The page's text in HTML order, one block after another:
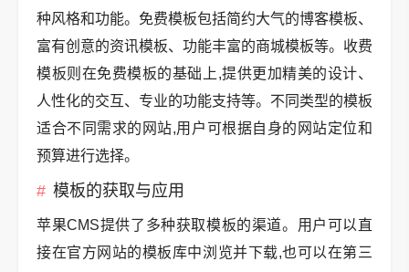
种风格和功能。免费模板包括简约大气的博客模板、
富有创意的资讯模板、功能丰富的商城模板等。收费
模板则在免费模板的基础上,提供更加精美的设计、
人性化的交互、专业的功能支持等。不同类型的模板
适合不同需求的网站,用户可根据自身的网站定位和
预算进行选择。
模板的获取与应用
苹果CMS提供了多种获取模板的渠道。用户可以直
接在官方网站的模板库中浏览并下载,也可以在第三